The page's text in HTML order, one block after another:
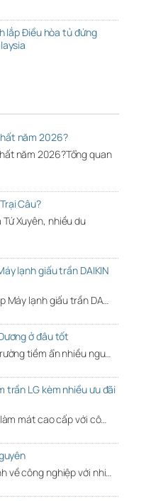
lắp Điều hòa tủ đứng
năm 2026?
năm 2026?Tổng quan
Câu?
Xuyên, nhiều du
lạnh giấu trần DAIKIN
Máy lạnh giấu trần DA…
ở đâu tốt
tiềm ẩn nhiều ngu…
trần LG kèm nhiều ưu đãi
mát cao cấp với cô…
về công nghiệp với nhi…